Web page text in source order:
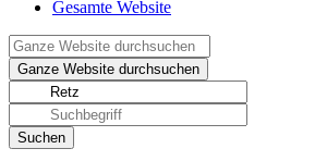
Gesamte Website